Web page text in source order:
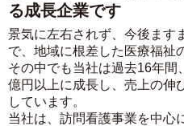
る成長企業です
景気に左右されず、今後ます
で、地域に根差した医療福祉
その中でも当社は過去16年
億円以上に成長し、売上の伸
しています。
当社は、訪問看護事業を中心